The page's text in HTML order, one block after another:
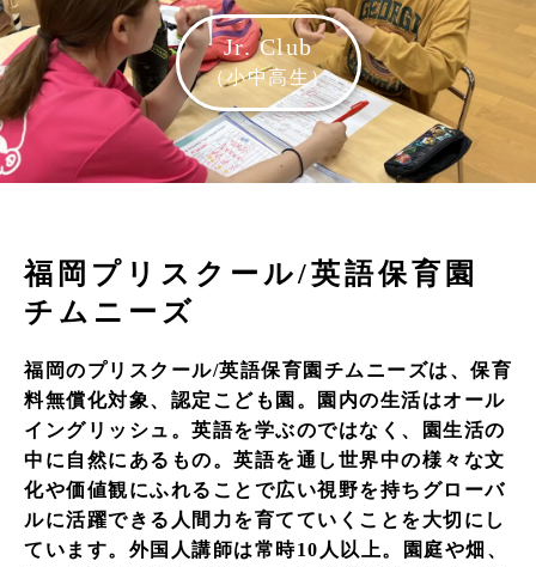
Jr. Club
（小中高生）
福岡プリスクール/英語保育園
チムニーズ
福岡のプリスクール/英語保育園チムニーズは、保育
料無償化対象、認定こども園。園内の生活はオール
イングリッシュ。英語を学ぶのではなく、園生活の
中に自然にあるもの。英語を通し世界中の様々な文
化や価値観にふれることで広い視野を持ちグローバ
ルに活躍できる人間力を育てていくことを大切にし
ています。外国人講師は常時10人以上。園庭や畑、